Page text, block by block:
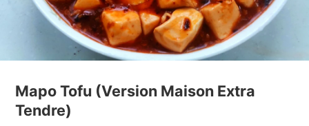
Mapo Tofu (Version Maison Extra
Tendre)